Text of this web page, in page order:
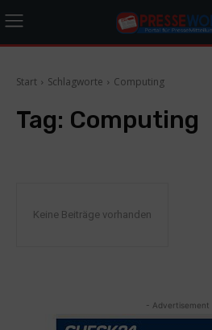
Start Schlagworte Computing
Tag: Computing
Keine Beiträge vorhanden
- Advertisement -